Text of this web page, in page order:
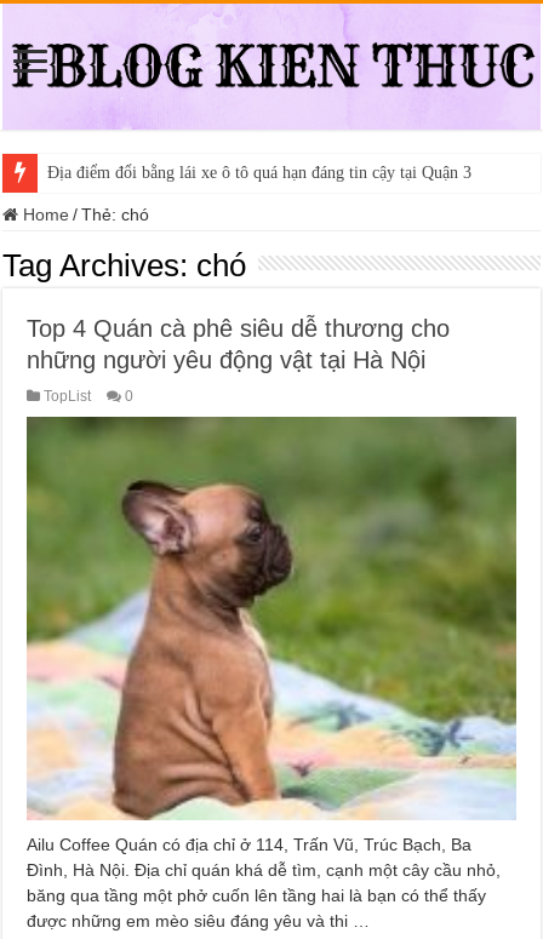
Địa điểm đổi bằng lái xe ô tô quá hạn đáng tin cậy tại Quận 3
Home / Thẻ:chó
Tag Archives: chó
Top 4 Quán cà phê siêu dễ thương cho
những người yêu động vật tại Hà Nội
TopList 0
Ailu Coffee Quán có địa chỉ ở 114, Trấn Vũ, Trúc Bạch, Ba
Đình, Hà Nội. Địa chỉ quán khá dễ tìm, cạnh một cây cầu nhỏ,
băng qua tầng một phở cuốn lên tầng hai là bạn có thể thấy
được những em mèo siêu đáng yêu và thi …